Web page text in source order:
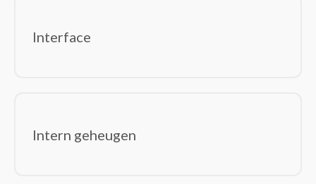
Interface
Intern geheugen